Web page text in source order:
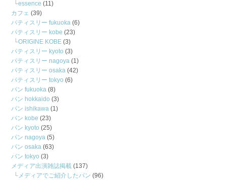
essence (11)
カフェ (39)
パティスリー fukuoka (6)
パティスリー kobe (23)
ORIGINE KOBE (3)
パティスリー kyoto (3)
パティスリー nagoya (1)
パティスリー osaka (42)
パティスリー tokyo (6)
パン fukuoka (8)
パン hokkaido (3)
パン ishikawa (1)
パン kobe (23)
パン kyoto (25)
パン nagoya (5)
パン osaka (63)
パン tokyo (3)
メディア出演雑誌掲載 (137)
メディアでご紹介したパン (96)